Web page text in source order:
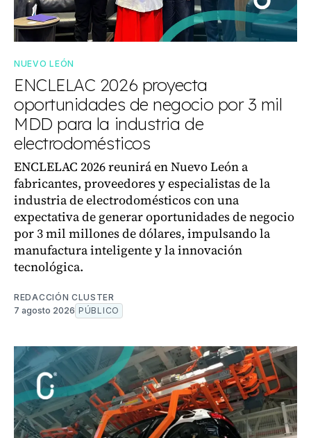
NUEVO LEÓN
ENCLELAC 2026 proyecta
oportunidades de negocio por 3 mil
MDD para la industria de
electrodomésticos
ENCLELAC 2026 reunirá en Nuevo León a
fabricantes, proveedores y especialistas de la
industria de electrodomésticos con una
expectativa de generar oportunidades de negocio
por 3 mil millones de dólares, impulsando la
manufactura inteligente y la innovación
tecnológica.
REDACCIÓN CLUSTER
7 agosto 2026 PÚBLICO